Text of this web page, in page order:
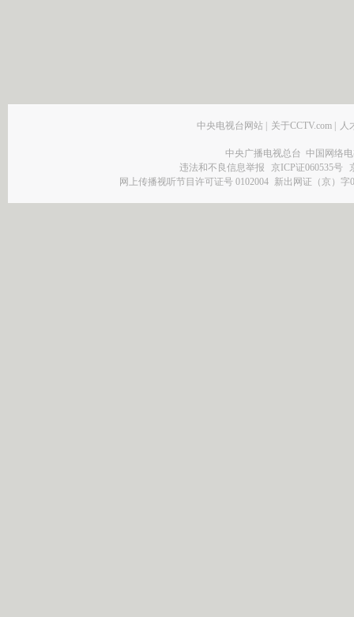
中央电视台网站 关于CCTV.com 人
中央广播电视总台 中国网络
违法和不良信息举报
京ICP证060535号
网上传播视听节目许可证号 0102004 新出网证（京）